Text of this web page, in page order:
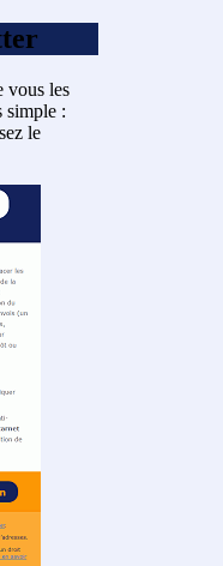
vous les
simple :
le